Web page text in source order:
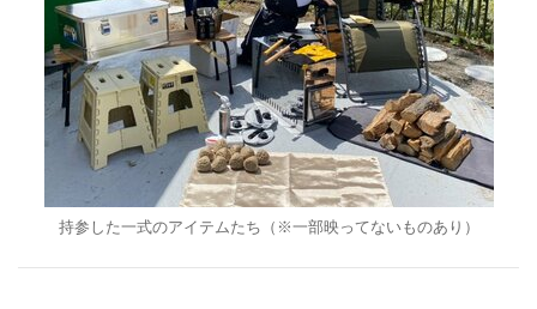
持参した一式のアイテムたち（※一部映ってないものあり）